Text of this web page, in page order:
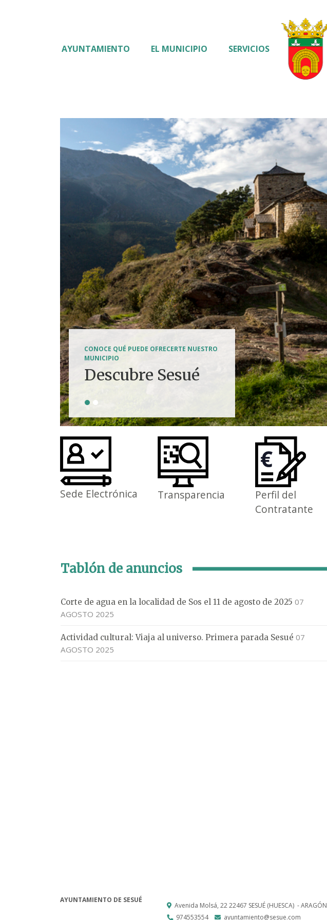
AYUNTAMIENTO EL MUNICIPIO SERVICIOS
CONOCE QUÉ PUEDE OFRECERTE NUESTRO
MUNICIPIO
Descubre Sesué
Tierra de
aventuras
Sede Electrónica Transparencia
Perfil del
Contratante
Tablón de anuncios
Corte de agua en la localidad de Sos el 11 de agosto de 2025 07
AGOSTO 2025
Actividad cultural: Viaja al universo. Primera parada Sesué 07
AGOSTO 2025
AYUNTAMIENTO DE SESUÉ
Avenida Molsá, 2222467 SESUÉ (HUESCA) - ARAGÓN
974553554
ayuntamiento@sesue.com